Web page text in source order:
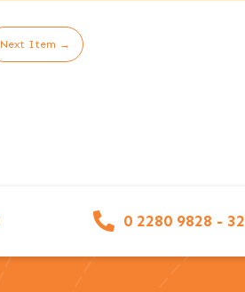
Next Item →
0 2280 9828 - 32